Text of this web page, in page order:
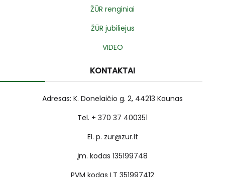
ŽŪR renginiai
ŽŪR jubiliejus
VIDEO
KONTAKTAI
Adresas: K. Donelaičio g. 2, 44213 Kaunas
Tel. + 370 37 400351
El. p. zur@zur.lt
Įm. kodas 135199748